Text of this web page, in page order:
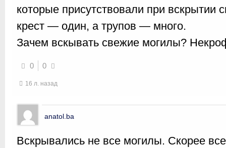
которые присутствовали при вскрытии
крест — один, а трупов — много.
Зачем вскывать свежие могилы?
0 0
16 л. назад
anatol.ba
Вскрывались не все могилы. Скорее